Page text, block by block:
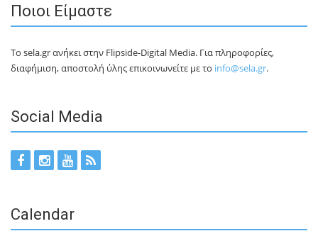
Ποιοι Είμαστε
Το sela.gr ανήκει στην Flipside-Digital Media. Για πληροφορίες,
διαφήμιση, αποστολή ύλης επικοινωνείτε με το info@sela.gr.
Social Media
Calendar